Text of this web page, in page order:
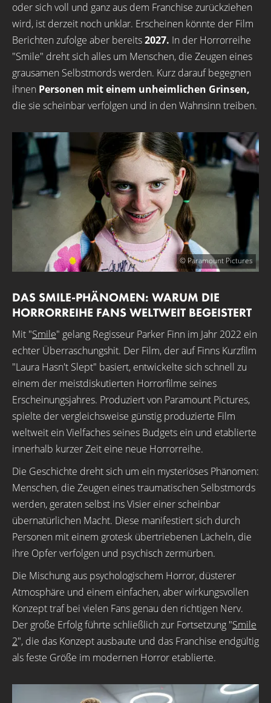
oder sich voll und ganz aus dem Franchise zurückziehen
wird, ist derzeit noch unklar. Erscheinen könnte der Film
Berichten zufolge aber bereits2027. In der Horrorreihe
"Smile" dreht sich alles um Menschen, die Zeugen eines
grausamen Selbstmords werden. Kurz darauf begegnen
ihnen Personen mit einem unheimlichen Grinsen,
die sie scheinbar verfolgen und in den Wahnsinn treiben.
© Paramount Pictures
DAS SMILE-PHÄNOMEN: WARUM DIE
HORRORREIHE FANS WELTWEIT BEGEISTERT
Mit "Smile" gelang Regisseur Parker Finn im Jahr 2022 ein
echter Überraschungshit. Der Film, der auf Finns Kurzfilm
"Laura Hasn't Slept" basiert, entwickelte sich schnell zu
einem der meistdiskutierten Horrorfilme seines
Erscheinungsjahres. Produziert von Paramount Pictures,
spielte der vergleichsweise günstig produzierte Film
weltweit ein Vielfaches seines Budgets ein und etablierte
innerhalb kurzer Zeit eine neue Horrorreihe.
Die Geschichte dreht sich um ein mysteriöses Phänomen:
Menschen, die Zeugen eines traumatischen Selbstmords
werden, geraten selbst ins Visier einer scheinbar
übernatürlichen Macht. Diese manifestiert sich durch
Personen mit einem grotesk übertriebenen Lächeln, die
ihre Opfer verfolgen und psychisch zermürben.
Die Mischung aus psychologischem Horror, düsterer
Atmosphäre und einem einfachen, aber wirkungsvollen
Konzept traf bei vielen Fans genau den richtigen Nerv.
Der große Erfolg führte schließlich zur Fortsetzung "Smile
2", die das Konzept ausbaute und das Franchise endgültig
als feste Größe im modernen Horror etablierte.